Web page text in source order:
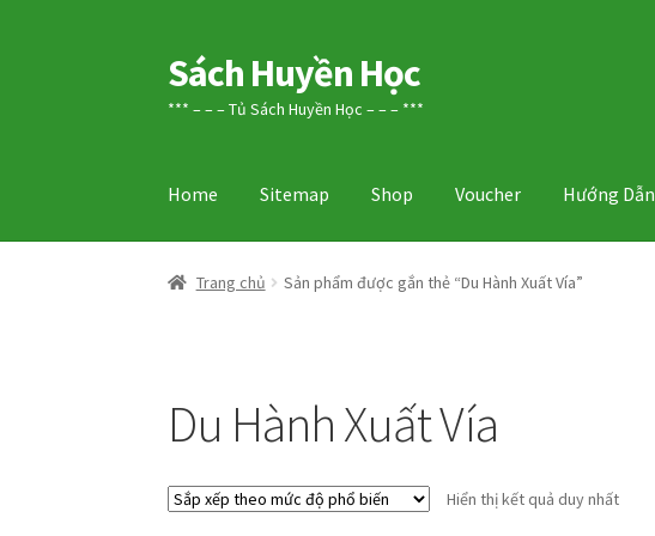
Đi
đến
Chuyển
đến
Sách Huyền Học
*** – – – Tủ Sách Huyền Học – – – ***
Home Sitemap Shop Voucher Hướng Dẫn
Trang chủ Sản phẩm được gắn thẻ “Du Hành Xuất Vía”
Du Hành Xuất Vía
Hiển thị kết quả duy nhất